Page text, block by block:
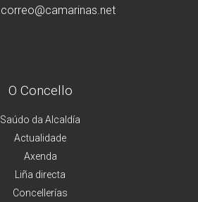
correo@camarinas.net
O Concello
Saúdo da Alcaldía
Actualidade
Axenda
Liña directa
Concellerías